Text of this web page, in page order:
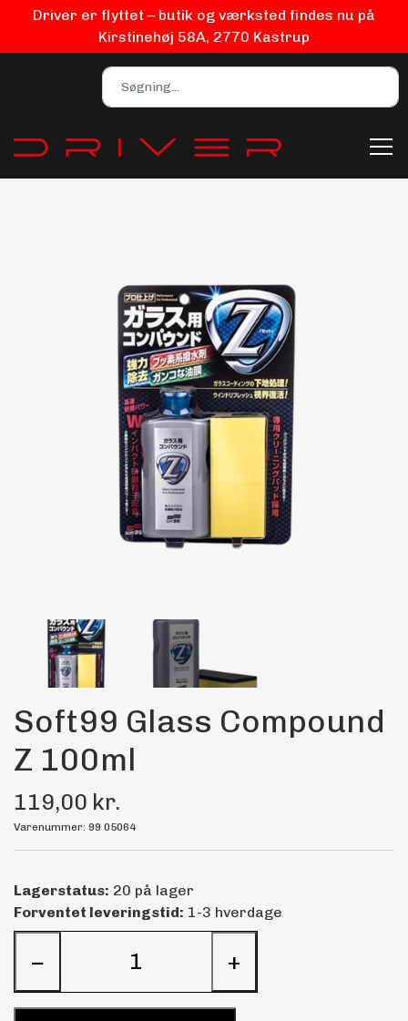
Driver er flyttet – butik og værksted findes nu på
Kirstinehøj 58A, 2770 Kastrup
Biludstyr
EV Udstyr
Maling
Bilstereo
Transport Udstyr
Kemi
Dæk & Fælge
Soft99 Glass Compound
Z 100ml
119,00 kr.
Varenummer: 99 05064
Lagerstatus: 20 på lager
Forventet leveringstid: 1-3 hverdage
− +